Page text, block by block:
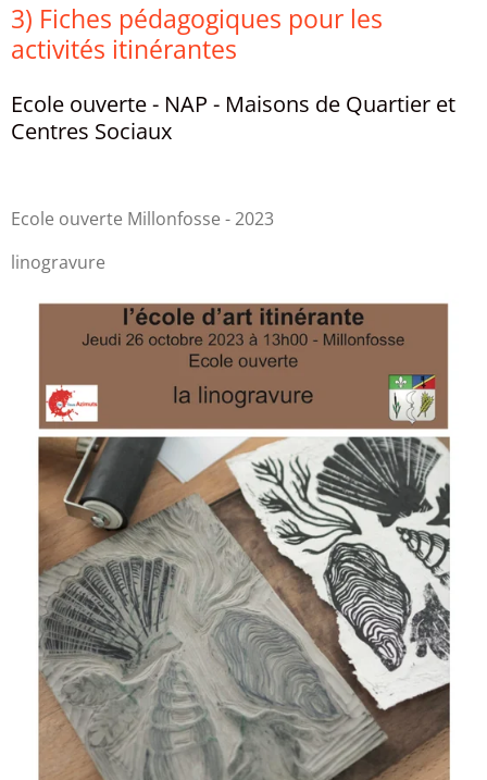
3) Fiches pédagogiques pour les
activités itinérantes
Ecole ouverte - NAP - Maisons de Quartier et
Centres Sociaux
Ecole ouverte Millonfosse - 2023
linogravure